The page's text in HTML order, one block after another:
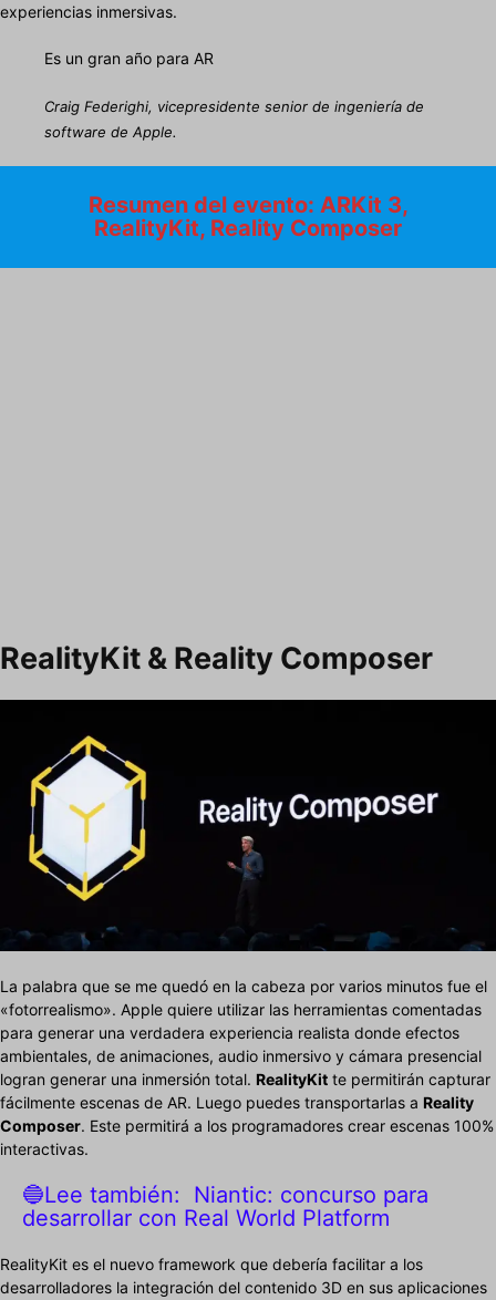
experiencias inmersivas.
Es un gran año para AR
Craig Federighi, vicepresidente senior de ingeniería de
software de Apple.
Resumen del evento: ARKit 3,
RealityKit, Reality Composer
RealityKit & Reality Composer
La palabra que se me quedó en la cabeza por varios minutos fue el
«fotorrealismo». Apple quiere utilizar las herramientas comentadas
para generar una verdadera experiencia realista donde efectos
ambientales, de animaciones, audio inmersivo y cámara presencial
logran generar una inmersión total. RealityKit te permitirán capturar
fácilmente escenas de AR. Luego puedes transportarlas a Reality
Composer. Este permitirá a los programadores crear escenas 100%
interactivas.
🔵Lee también:
Niantic: concurso para
desarrollar con Real World Platform
RealityKit es el nuevo framework que debería facilitar a los
desarrolladores la integración del contenido 3D en sus aplicaciones